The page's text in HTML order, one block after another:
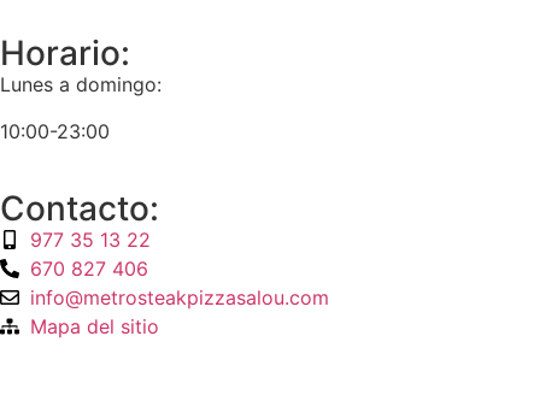
Horario:
Lunes a domingo:
10:00-23:00
Contacto:
977 35 13 22
670 827 406
info@metrosteakpizzasalou.com
Mapa del sitio